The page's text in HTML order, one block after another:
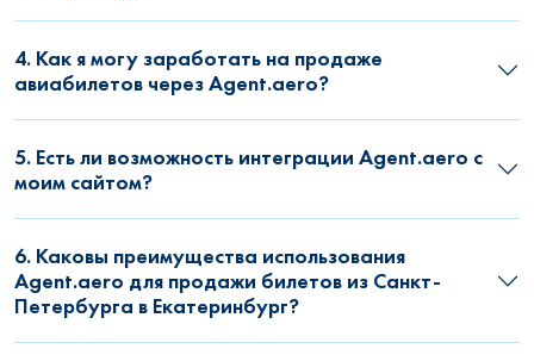
4. Как я могу заработать на продаже
авиабилетов через Agent.aero?
5. Есть ли возможность интеграции Agent.aero с
моим сайтом?
6. Каковы преимущества использования
Agent.aero для продажи билетов из Санкт-
Петербурга в Екатеринбург?